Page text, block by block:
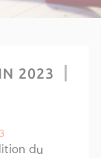
2023
du